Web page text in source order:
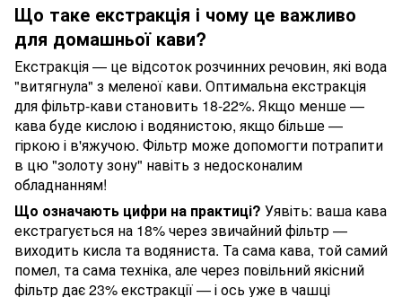
Що таке екстракція і чому це важливо
для домашньої кави?
Екстракція — це відсоток розчинних речовин, які вода
"витягнула" з меленої кави. Оптимальна екстракція
для фільтр-кави становить 18-22%. Якщо менше —
кава буде кислою і водянистою, якщо більше —
гіркою і в'яжучою. Фільтр може допомогти потрапити
в цю "золоту зону" навіть з недосконалим
обладнанням!
Що означають цифри на практиці? Уявіть: ваша кава
екстрагується на 18% через звичайний фільтр —
виходить кисла та водяниста. Та сама кава, той самий
помел, та сама техніка, але через повільний якісний
фільтр дає 23% екстракції — і ось уже в чашці